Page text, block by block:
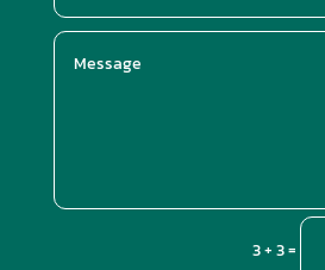
3 + 3=